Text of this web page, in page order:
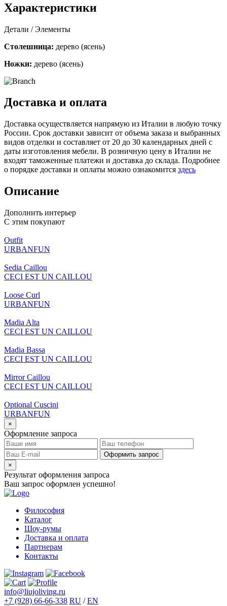
Характеристики
Детали / Элементы
Столешница: дерево (ясень)
Ножки: дерево (ясень)
Доставка и оплата
Доставка осуществляется напрямую из Италии в любую точку
России. Срок доставки зависит от объема заказа и выбранных
видов отделки и составляет от 20 до 30 календарных дней с
даты изготовления мебели. В розничную цену в Италии не
входят таможенные платежи и доставка до склада. Подробнее
о порядке доставки и оплаты можно ознакомится здесь
Описание
Дополнить интерьер
С этим покупают
Outfit
URBANFUN
Sedia Caillou
CECI EST UN CAILLOU
Loose Curl
URBANFUN
Madia Alta
CECI EST UN CAILLOU
Madia Bassa
CECI EST UN CAILLOU
Mirror Caillou
CECI EST UN CAILLOU
Optional Cuscini
URBANFUN
×
Оформление запроса
Оформить запрос
×
Результат оформления запроса
Ваш запрос оформлен успешно!
Философия
Каталог
Шоу-румы
Доставка и оплата
Партнерам
Контакты
info@liujoliving.ru
+7 (928) 66-66-338 RU /EN